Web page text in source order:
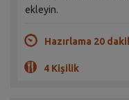
ekleyin.
Hazırlama 20
4 Kişilik